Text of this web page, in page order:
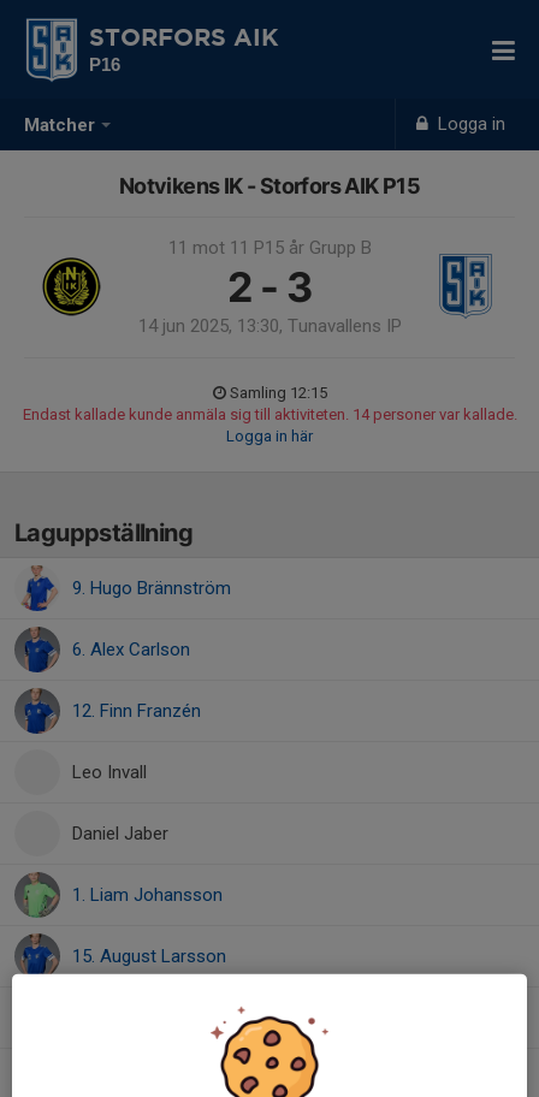
Matcher Logga in
STORFORS AIK
P16
Notvikens IK - Storfors AIK P15
11 mot 11 P15 år Grupp B
2 - 3
14 jun 2025, 13:30, Tunavallens IP
Samling 12:15
Endast kallade kunde anmäla sig till aktiviteten. 14 personer var kallade.
Logga in här
Laguppställning
9. Hugo Brännström
6. Alex Carlson
12. Finn Franzén
Leo Invall
Daniel Jaber
1. Liam Johansson
15. August Larsson